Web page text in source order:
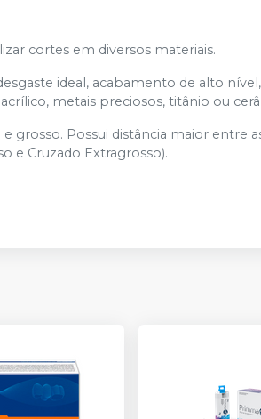
cortes em diversos materiais.
ideal, acabamento de alto
metais preciosos, titânio ou
grosso. Possui distância maior entre
e Cruzado Extragrosso).